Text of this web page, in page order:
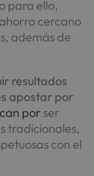
para ello,
cercano
además de
resultados
apostar por
porser
tradicionales,
con el